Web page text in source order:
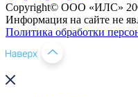
Copyright© ООО «ИЛС»
Информация на сайте не
Политика обработки